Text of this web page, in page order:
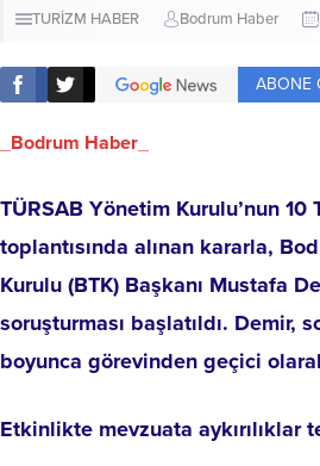
TURİZM HABER Bodrum Haber
ABONE
Bodrum Haber
TÜRSAB Yönetim Kurulu’nun 10
toplantısında alınan kararla,
Kurulu (BTK) Başkanı Mustafa
soruşturması başlatıldı. Demir,
boyunca görevinden geçici
Etkinlikte mevzuata aykırılıklar